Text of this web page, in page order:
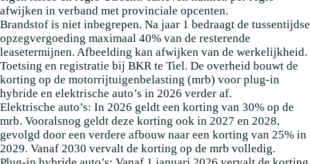
afwijken in verband met provinciale opcenten.
Brandstof is niet inbegrepen. Na jaar 1 bedraagt de tussentijdse
opzegvergoeding maximaal 40% van de resterende
leasetermijnen. Afbeelding kan afwijken van de werkelijkheid.
Toetsing en registratie bij BKR te Tiel. De overheid bouwt de
korting op de motorrijtuigenbelasting (mrb) voor plug-in
hybride en elektrische auto’s in 2026 verder af.
Elektrische auto’s: In 2026 geldt een korting van 30% op de
mrb. Vooralsnog geldt deze korting ook in 2027 en 2028,
gevolgd door een verdere afbouw naar een korting van 25% in
2029. Vanaf 2030 vervalt de korting op de mrb volledig.